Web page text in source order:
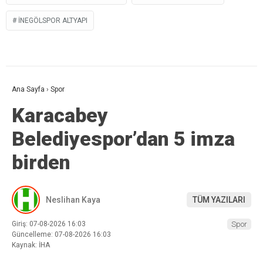
İNEGÖLSPOR ALTYAPI
Ana Sayfa › Spor
Karacabey
Belediyespor’dan 5 imza
birden
Neslihan Kaya TÜM YAZILARI
Giriş: 07-08-2026 16:03
Güncelleme: 07-08-2026 16:03
Kaynak: İHA
Spor